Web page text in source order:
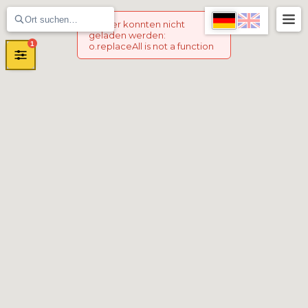
Marker konnten nicht
geladen werden:
o.replaceAll is not a function
1